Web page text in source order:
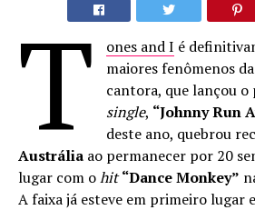
T ones and I é
maiores fenômenos
cantora, que lançou
single, “Johnny Run
deste ano, quebrou
Austrália ao permanecer por 20
lugar com ohit “Dance Monkey”
A faixa já esteve em primeiro lugar